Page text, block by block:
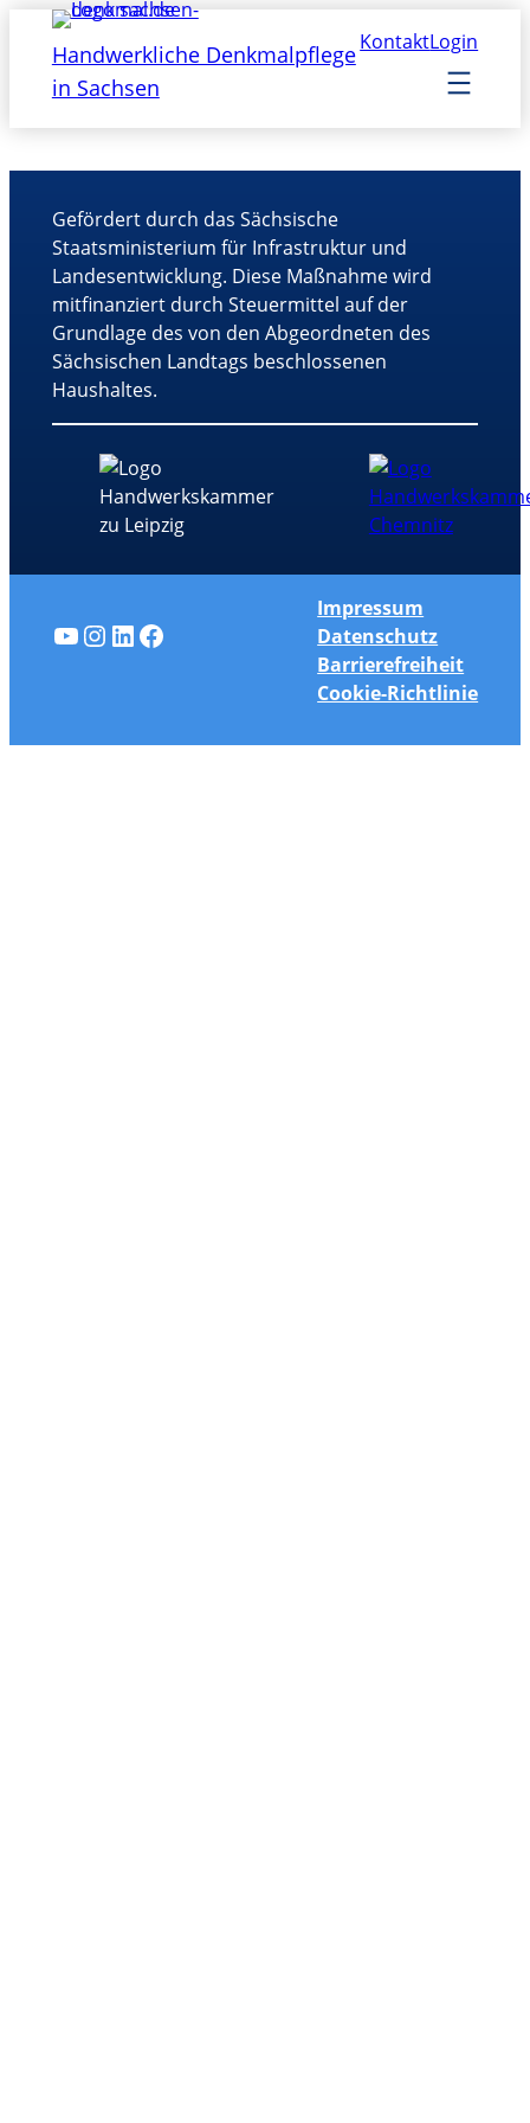
KontaktLogin
Handwerkliche Denkmalpflege
in Sachsen
Gefördert durch das Sächsische
Staatsministerium für Infrastruktur und
Landesentwicklung. Diese Maßnahme wird
mitfinanziert durch Steuermittel auf der
Grundlage des von den Abgeordneten des
Sächsischen Landtags beschlossenen
Haushaltes.
YouTube
Instagram
LinkedIn
Facebook
Impressum
Datenschutz
Barrierefreiheit
Cookie-Richtlinie